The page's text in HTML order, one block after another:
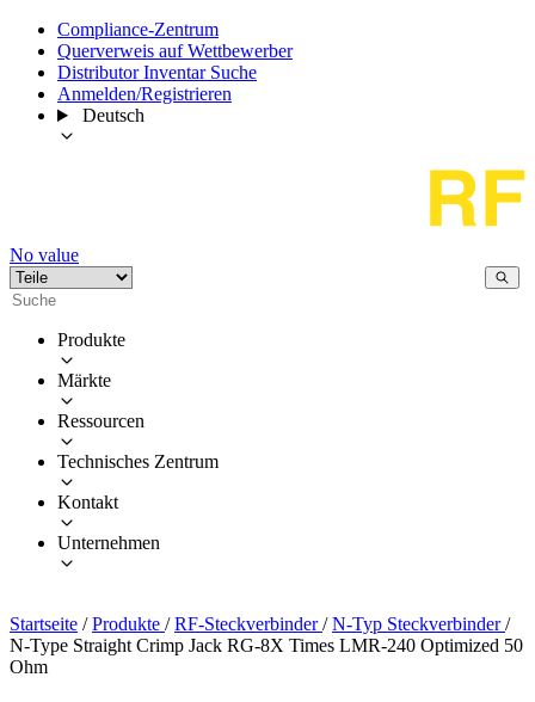
Compliance-Zentrum
Querverweis auf Wettbewerber
Distributor Inventar Suche
Anmelden/Registrieren
Deutsch
No value
Produkte
Märkte
Ressourcen
Technisches Zentrum
Kontakt
Unternehmen
Startseite / Produkte / RF-Steckverbinder/ N-Typ Steckverbinder/
N-Type Straight Crimp Jack RG-8X Times LMR-240 Optimized 50
Ohm